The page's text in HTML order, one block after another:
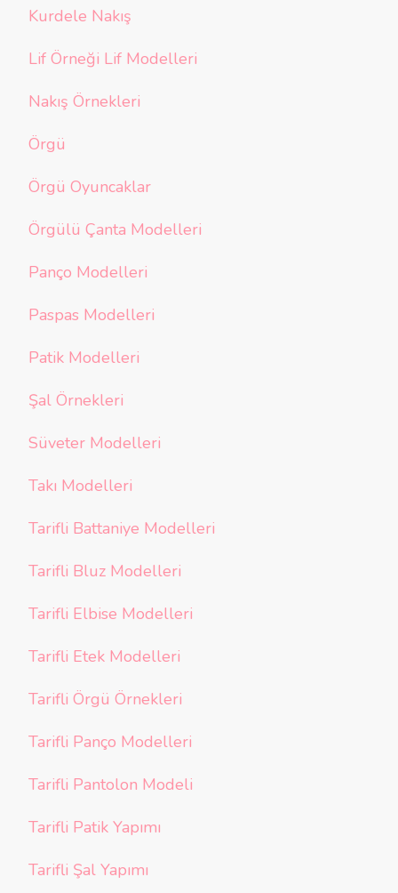
Kurdele Nakış
Lif Örneği Lif Modelleri
Nakış Örnekleri
Örgü
Örgü Oyuncaklar
Örgülü Çanta Modelleri
Panço Modelleri
Paspas Modelleri
Patik Modelleri
Şal Örnekleri
Süveter Modelleri
Takı Modelleri
Tarifli Battaniye Modelleri
Tarifli Bluz Modelleri
Tarifli Elbise Modelleri
Tarifli Etek Modelleri
Tarifli Örgü Örnekleri
Tarifli Panço Modelleri
Tarifli Pantolon Modeli
Tarifli Patik Yapımı
Tarifli Şal Yapımı